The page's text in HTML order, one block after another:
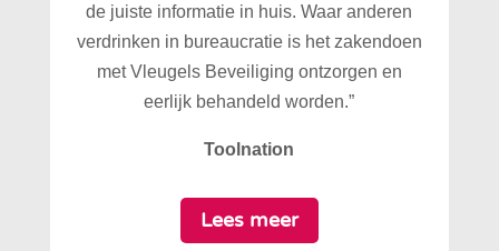
de juiste informatie in huis. Waar anderen
verdrinken in bureaucratie is het zakendoen
met Vleugels Beveiliging ontzorgen en
eerlijk behandeld worden.”
Toolnation
Lees meer